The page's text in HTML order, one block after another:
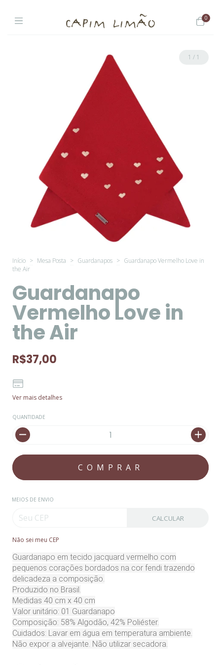
0
1 / 1
Início > Mesa Posta > Guardanapos > Guardanapo Vermelho Love in
the Air
Guardanapo
Vermelho Love in
the Air
R$37,00
Ver mais detalhes
QUANTIDADE
MEIOS DE ENVIO
CALCULAR
Não sei meu CEP
Guardanapo em tecido jacquard vermelho com
pequenos corações bordados na cor fendi trazendo
delicadeza a composição.
Produzido no Brasil.
Medidas 40 cm x 40 cm
Valor unitário: 01 Guardanapo
Composição: 58% Algodão, 42% Poliéster.
Cuidados: Lavar em água em temperatura ambiente.
Não expor a alvejante. Não utilizar secadora.